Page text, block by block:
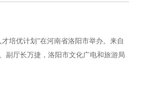
培优计划”在河南省洛阳市举办。来自
副厅长万捷，洛阳市文化广电和旅游局